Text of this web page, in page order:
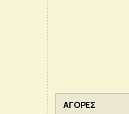
ΑΓΟΡΕΣ